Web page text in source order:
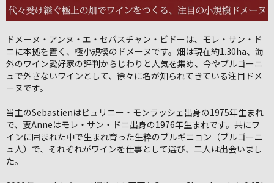
ドメーヌ・アンヌ・エ・セバスチャン・ビドーは、モレ・サン・ド
ニに本拠を置く、極小規模のドメーヌです。畑は現在約1.30ha、海
外のワイン愛好家の評判からじわりと人気を集め、今やブルゴーニ
ュで外さないワインとして、徐々に名が知られてきている注目ドメ
ーヌです。
当主のSebastienはピュリニー・モンラッシェ出身の1975年生まれ
で、妻Anneはモレ・サン・ドニ出身の1976年生まれです。共にワ
インに囲まれた中で生まれ育った生粋のブルギニョン（ブルゴーニ
ュ人）で、それぞれがワインを仕事として選び、二人は出会いまし
た。